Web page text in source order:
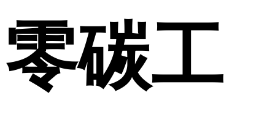
零碳工